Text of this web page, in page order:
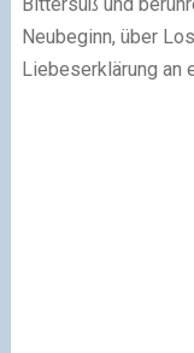
Neubeginn, über
Liebeserklärung an